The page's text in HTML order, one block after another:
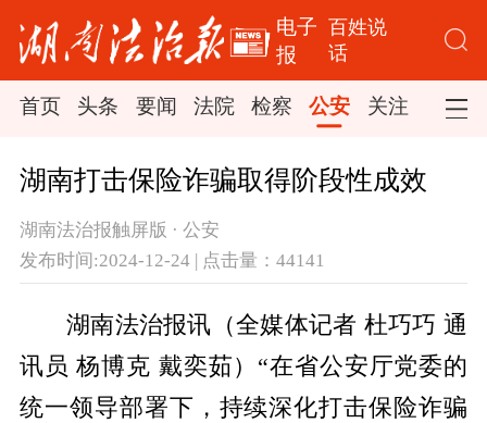
电子
报
百姓说
话
首页 头条 要闻 法院 检察 公安 关注 司法
湖南打击保险诈骗取得阶段性成效
湖南法治报触屏版 · 公安
发布时间:2024-12-24 | 点击量：44141
湖南法治报讯（全媒体记者 杜巧巧 通
讯员 杨博克 戴奕茹）“在省公安厅党委的
统一领导部署下，持续深化打击保险诈骗